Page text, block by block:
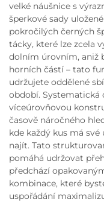
velké náušnice s
šperkové sady
pokročilých černých
tácky, které lze zcela
dolním úrovním, aniž
horních částí – tato
udržujete oddělené
období. Systematická
víceúrovňovou
časově náročného
kde každý kus má
najít. Tato
pomáhá udržovat
předchází
kombinace, které
uspořádání